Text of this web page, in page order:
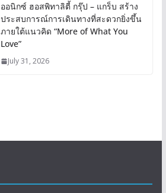
ออนิกซ์ ฮอสพิทาลิตี้ กรุ๊ป – แกร็บ สร้าง
ประสบการณ์การเดินทางที่สะดวกยิ่งขึ้น
ภายใต้แนวคิด “More of What You
Love”
July 31, 2026